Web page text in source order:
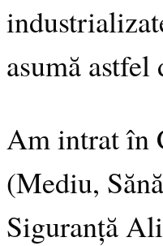
asumă
Am intrat în
(Mediu,
Siguranță